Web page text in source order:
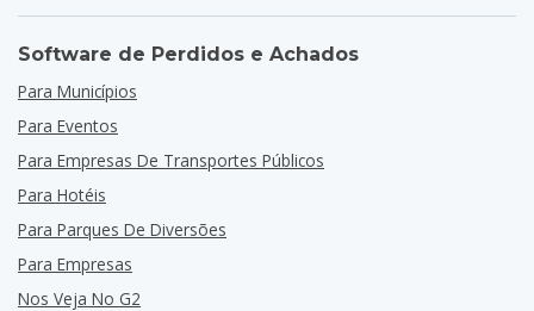
Software de Perdidos e Achados
Para Municípios
Para Eventos
Para Empresas De Transportes Públicos
Para Hotéis
Para Parques De Diversões
Para Empresas
Nos Veja No G2